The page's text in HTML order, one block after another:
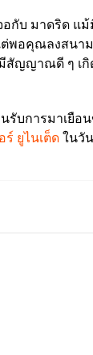
กับ มาดริด แ
พอคุณลงสนา
สัญญาณดี ๆ เ
รับการมาเยื
ร์ ยูไนเต็ดในวั